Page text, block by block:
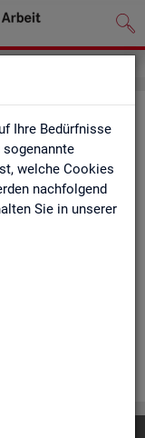
Ihre Bedürfnisse
welche Cookies
nachfolgend
Sie in unserer
nach
Deutsch­
In­for­ma­tio­nen
Äl­te­re, Aus­
Merk­ma­le.